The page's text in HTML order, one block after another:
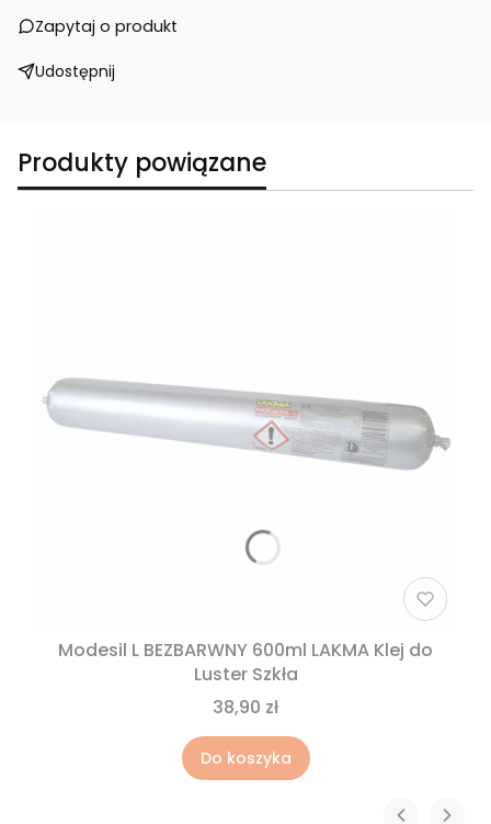
Zapytaj o produkt
Udostępnij
Produkty powiązane
Modesil L BEZBARWNY 600ml LAKMA Klej do
Luster Szkła
38,90 zł
Do koszyka